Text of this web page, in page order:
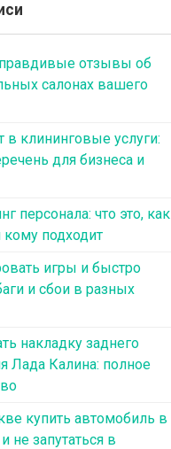
правдивые отзывы об
салонах вашего
в клининговые услуги:
для бизнеса и
персонала: что это, как
кому подходит
игры и быстро
и сбои в разных
накладку заднего
Лада Калина: полное
купить автомобиль в
не запутаться в